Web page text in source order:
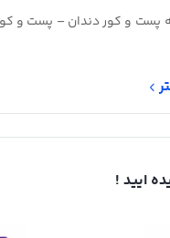
پست و کور دندان – پست
ایید !